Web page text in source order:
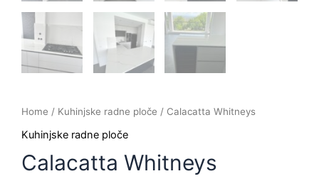
Home / Kuhinjske radne ploče / Calacatta Whitneys
Kuhinjske radne ploče
Calacatta Whitneys